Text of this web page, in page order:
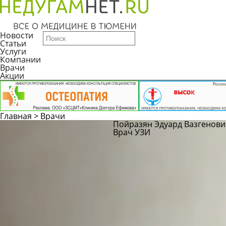
Новости
Статьи
Услуги
Компании
Врачи
Акции
Главная > Врачи
Пойразян Эдуард
Врач УЗИ